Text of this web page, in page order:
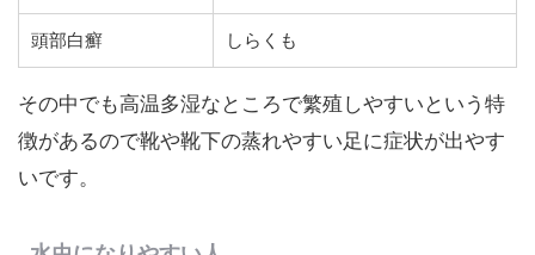
頭部白癬 しらくも
その中でも高温多湿なところで繁殖しやすいという特
徴があるので靴や靴下の蒸れやすい足に症状が出やす
いです。